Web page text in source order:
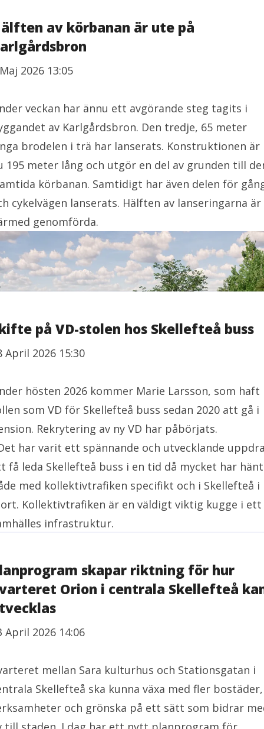
av körbanan är ute på
2026 13:05
veckan har ännu ett avgörande steg tagits i
av Karlgårdsbron. Den tredje, 65 meter
brodelen i trä har lanserats. Konstruktionen är
195 meter lång och utgör en del av grunden till
körbanan. Samtidigt har även delen för
cykelvägen lanserats. Hälften av lanseringarna är
genomförda.
på VD-stolen hos Skellefteå buss
April 2026 15:30
hösten 2026 kommer Marie Larsson, som haft
som VD för Skellefteå buss sedan 2020 att gå i
Rekrytering av ny VD har påbörjats.
har varit ett spännande och utvecklande
få leda Skellefteå buss i en tid då mycket har hänt
med kollektivtrafiken specifikt och i Skellefteå i
Kollektivtrafiken är en väldigt viktig kugge i ett
infrastruktur.
skapar riktning för hur
Orion i centrala Skellefteå
April 2026 14:06
mellan Sara kulturhus och Stationsgatan i
Skellefteå ska kunna växa med fler bostäder,
och grönska på ett sätt som bidrar